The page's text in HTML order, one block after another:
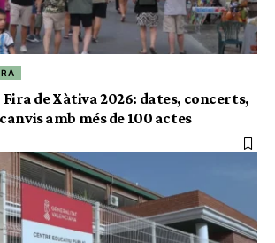
de Xàtiva 2026: dates, concerts,
amb més de 100 actes